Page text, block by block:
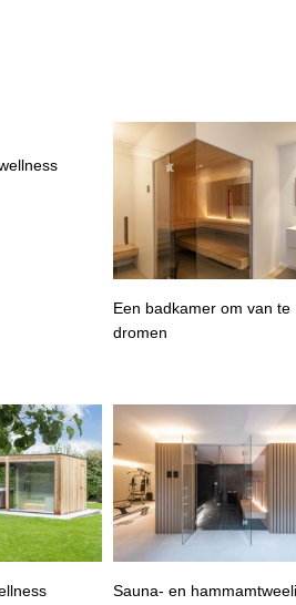
Een badkamer om van te
dromen
Sauna- en